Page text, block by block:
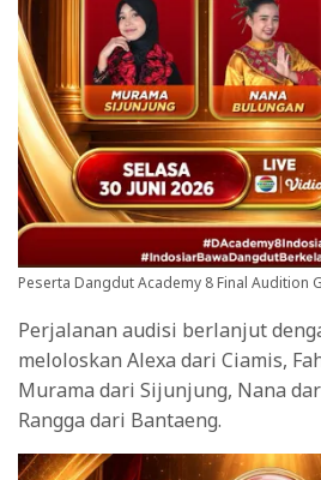
Peserta Dangdut Academy 8 Final Audition
Perjalanan audisi berlanjut
meloloskan Alexa dari Ciamis,
Murama dari Sijunjung, Nana
Rangga dari Bantaeng.